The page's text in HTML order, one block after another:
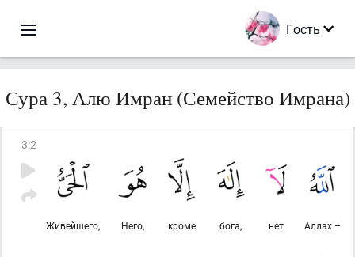
Гость
Сура 3, Алю Имран (Семейство Имрана)
3:2
Аллах –
нет
бога,
кроме
Него,
Живейшего,